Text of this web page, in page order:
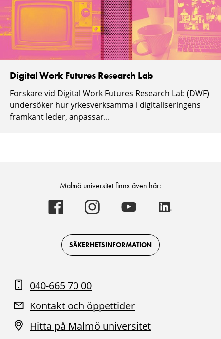
Digital Work Futures Research Lab
Forskare vid Digital Work Futures Research Lab (DWF)
undersöker hur yrkesverksamma i digitaliseringens
framkant leder, anpassar...
Malmö universitet finns även här:
Malmö
universitet
on
Facebook
Malmö
universitet
on
Instagram
Malmö
universitet
on
Youtube
SÄKERHETSINFORMATION
040-665 70 00
Kontakt och öppettider
Hitta på Malmö universitet